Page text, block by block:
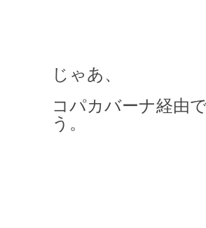
じゃあ、
コパカバーナ経由
う。